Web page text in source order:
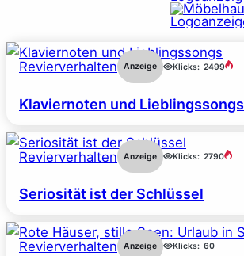
Revierverhalten Anzeige Klicks: 2499
Klaviernoten und Lieblingssongs
Revierverhalten Anzeige Klicks: 2790
Seriosität ist der Schlüssel
Revierverhalten Anzeige Klicks: 60